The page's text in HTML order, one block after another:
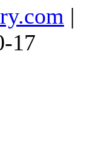
|
17